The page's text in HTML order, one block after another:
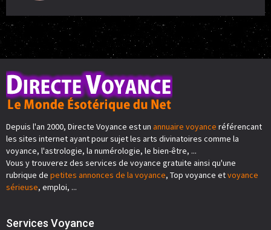
Depuis l'an 2000, Directe Voyance est un annuaire voyance référencant
les sites internet ayant pour sujet les arts divinatoires comme la
voyance, l'astrologie, la numérologie, le bien-être, ...
Vous y trouverez des services de voyance gratuite ainsi qu'une
rubrique de petites annonces de la voyance, Top voyance etvoyance
sérieuse, emploi, ...
Services Voyance